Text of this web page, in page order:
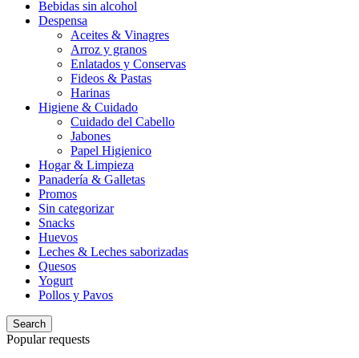
Bebidas sin alcohol
Despensa
Aceites & Vinagres
Arroz y granos
Enlatados y Conservas
Fideos & Pastas
Harinas
Higiene & Cuidado
Cuidado del Cabello
Jabones
Papel Higienico
Hogar & Limpieza
Panadería & Galletas
Promos
Sin categorizar
Snacks
Huevos
Leches & Leches saborizadas
Quesos
Yogurt
Pollos y Pavos
Search
Popular requests